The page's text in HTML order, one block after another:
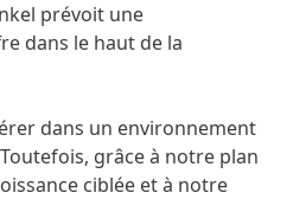
prévoit une
dans le haut de la
dans un environnement
grâce à notre plan
ciblée et à notre